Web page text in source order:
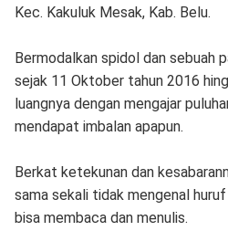
Kec. Kakuluk Mesak, Kab. Belu.
Bermodalkan spidol dan sebuah
sejak 11 Oktober tahun 2016
luangnya dengan mengajar
mendapat imbalan apapun.
Berkat ketekunan dan
sama sekali tidak mengenal huruf
bisa membaca dan menulis.